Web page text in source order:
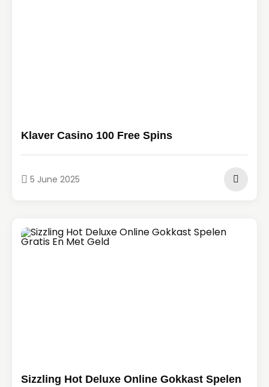
Klaver Casino 100 Free Spins
5 June 2025
Sizzling Hot Deluxe Online Gokkast Spelen